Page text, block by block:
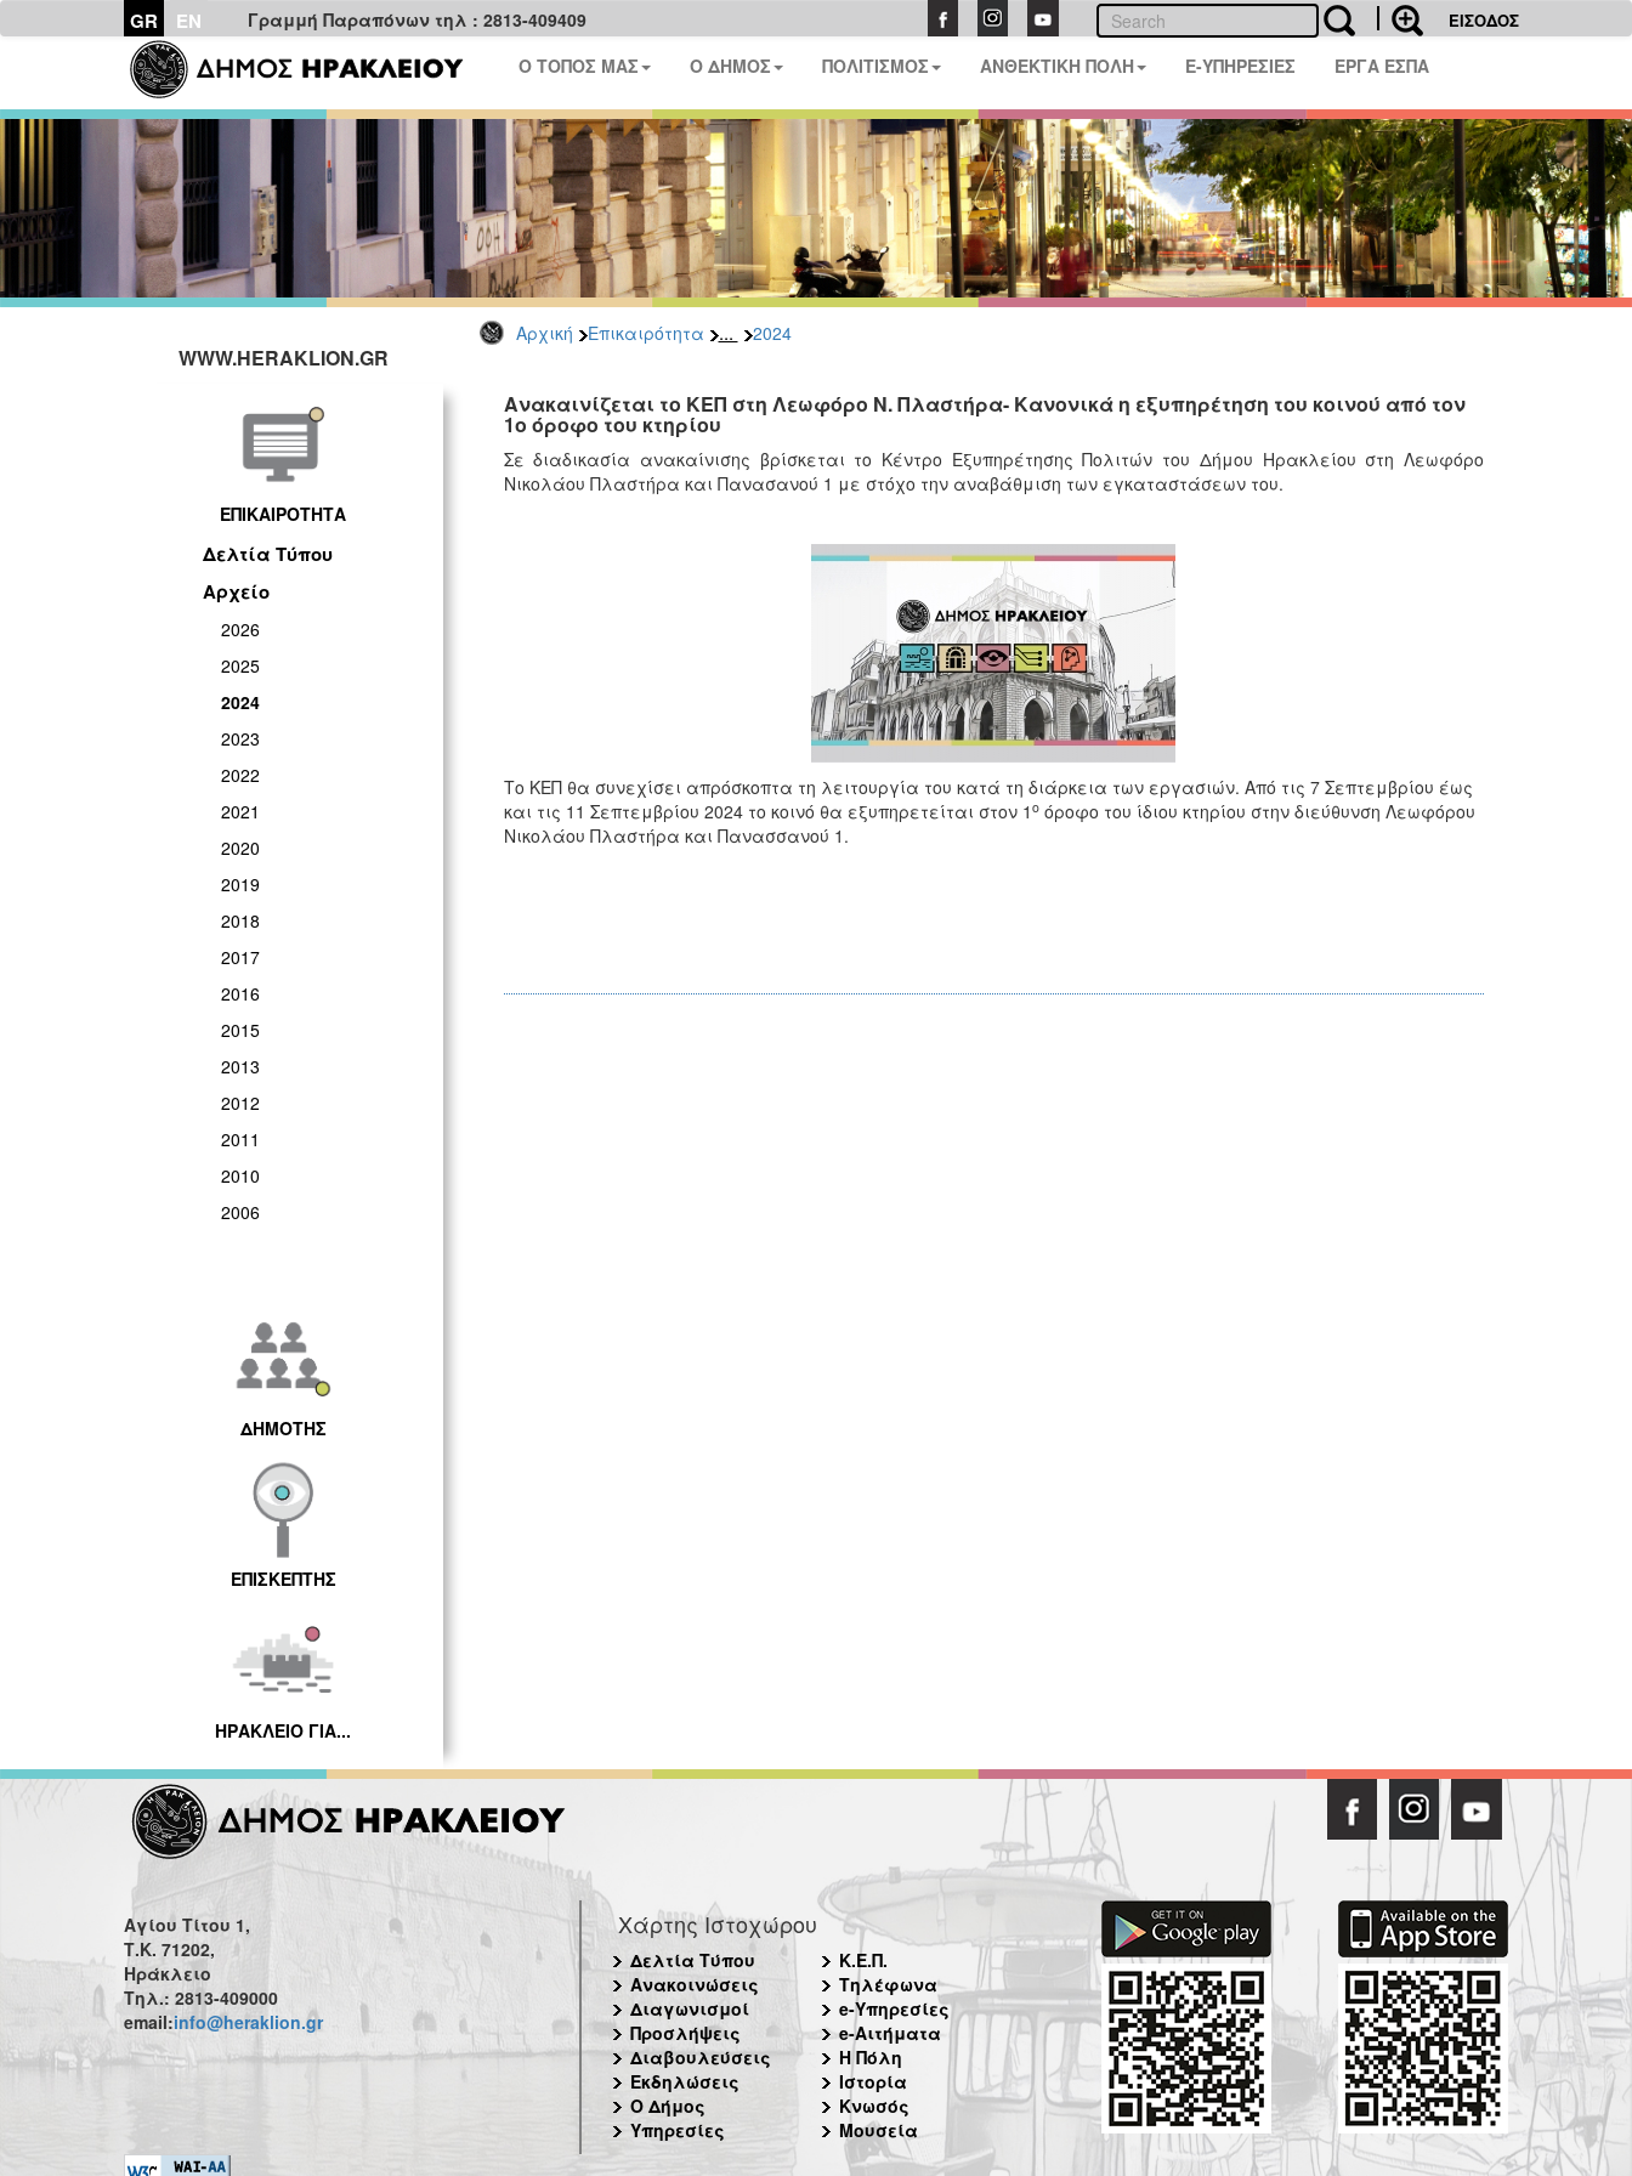
GR EN Γραμμή Παραπόνων τηλ : 2813-409409 ΕΙΣΟΔΟΣ
Ο ΤΟΠΟΣ ΜΑΣ Ο ΔΗΜΟΣ ΠΟΛΙΤΙΣΜΟΣ ΑΝΘΕΚΤΙΚΗ ΠΟΛΗ E-ΥΠΗΡΕΣΙΕΣ ΕΡΓΑ ΕΣΠΑ
Αρχική Επικαιρότητα ... 2024
WWW.HERAKLION.GR
ΕΠΙΚΑΙΡΟΤΗΤΑ
Δελτία Τύπου
Αρχείο
2026
2025
2024
2023
2022
2021
2020
2019
2018
2017
2016
2015
2013
2012
2011
2010
2006
ΔΗΜΟΤΗΣ
ΕΠΙΣΚΕΠΤΗΣ
ΗΡΑΚΛΕΙΟ ΓΙΑ...
Ανακαινίζεται το ΚΕΠ στη Λεωφόρο Ν. Πλαστήρα- Κανονικά η εξυπηρέτηση του κοινού από τον
1ο όροφο του κτηρίου
Σε διαδικασία ανακαίνισης βρίσκεται το Κέντρο Εξυπηρέτησης Πολιτών του Δήμου Ηρακλείου στη Λεωφόρο
Νικολάου Πλαστήρα και Πανασανού 1 με στόχο την αναβάθμιση των εγκαταστάσεων του.
Το ΚΕΠ θα συνεχίσει απρόσκοπτα τη λειτουργία του κατά τη διάρκεια των εργασιών. Από τις 7 Σεπτεμβρίου έως
και τις 11 Σεπτεμβρίου 2024 το κοινό θα εξυπηρετείται στον 1 οόροφο του ίδιου κτηρίου στην διεύθυνση Λεωφόρου
Νικολάου Πλαστήρα και Πανασσανού 1.
Αγίου Τίτου 1,
Τ.Κ. 71202,
Ηράκλειο
Τηλ.: 2813-409000
email:info@heraklion.gr
Χάρτης Ιστοχώρου
Δελτία Τύπου
Ανακοινώσεις
Διαγωνισμοί
Προσλήψεις
Διαβουλεύσεις
Εκδηλώσεις
Ο Δήμος
Υπηρεσίες
Κ.Ε.Π.
Τηλέφωνα
e-Υπηρεσίες
e-Αιτήματα
Η Πόλη
Ιστορία
Κνωσός
Μουσεία